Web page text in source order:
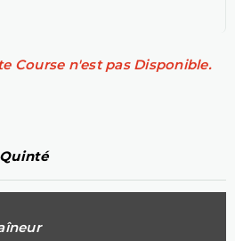
Course n'est pas Disponible.